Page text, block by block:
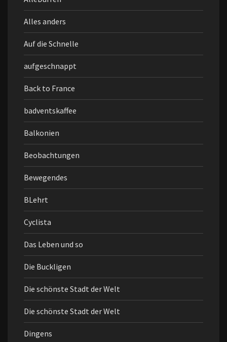
Alles anders
Auf die Schnelle
aufgeschnappt
Back to France
badventskaffee
Balkonien
Beobachtungen
Bewegendes
BLehrt
Cyclista
Das Leben und so
Die Buckligen
Die schönste Stadt der Welt
Die schönste Stadt der Welt
Dingens